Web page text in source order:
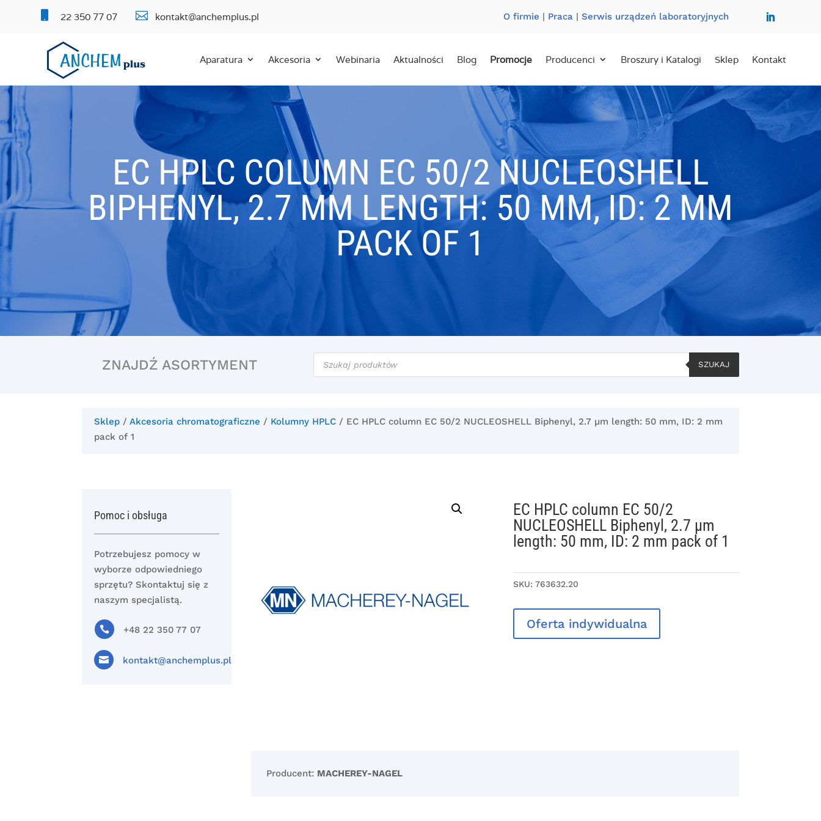
22 350 77 07  kontakt@anchemplus.pl O firmie | Praca| Serwis urządzeń laboratoryjnych
Aparatura Akcesoria Webinaria Aktualności Blog Promocje Producenci Broszury i Katalogi Sklep Kontakt
EC HPLC COLUMN EC 50/2 NUCLEOSHELL
BIPHENYL, 2.7 ΜM LENGTH: 50 MM, ID: 2 MM
PACK OF 1
ZNAJDŹ ASORTYMENT
Wyszukiwarka
produktów
SZUKAJ
Sklep /Akcesoria chromatograficzne / Kolumny HPLC / EC HPLC column EC 50/2 NUCLEOSHELL Biphenyl, 2.7 µm length: 50 mm, ID: 2 mm
pack of 1
Pomoc i obsługa
Potrzebujesz pomocy w
wyborze odpowiedniego
sprzętu? Skontaktuj się z
naszym specjalistą.
 +48 22 350 77 07
 kontakt@anchemplus.pl
EC HPLC column EC 50/2
NUCLEOSHELL Biphenyl, 2.7 µm
length: 50 mm, ID: 2 mm pack of 1
SKU:763632.20
Oferta indywidualna
Producent: MACHEREY-NAGEL